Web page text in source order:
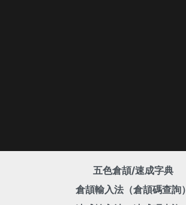
五色倉頡/速成字典
倉頡輸入法（倉頡碼查詢）